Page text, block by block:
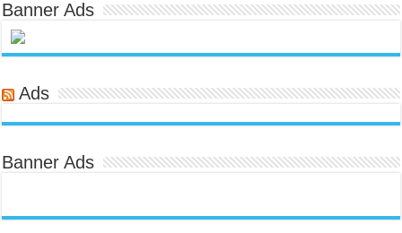
Banner Ads
Ads
Banner Ads